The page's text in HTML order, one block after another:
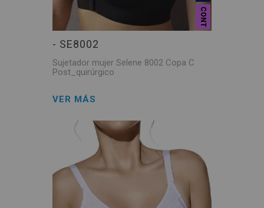
CONT
- SE8002
Sujetador mujer Selene 8002 Copa C
Post_quirúrgico
VER MÁS